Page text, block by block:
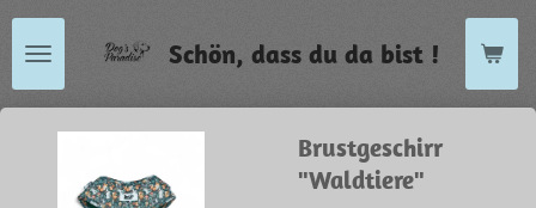
Zum
Hauptinhalt
springen
Schön, dass du da bist !
Brustgeschirr
"Waldtiere"